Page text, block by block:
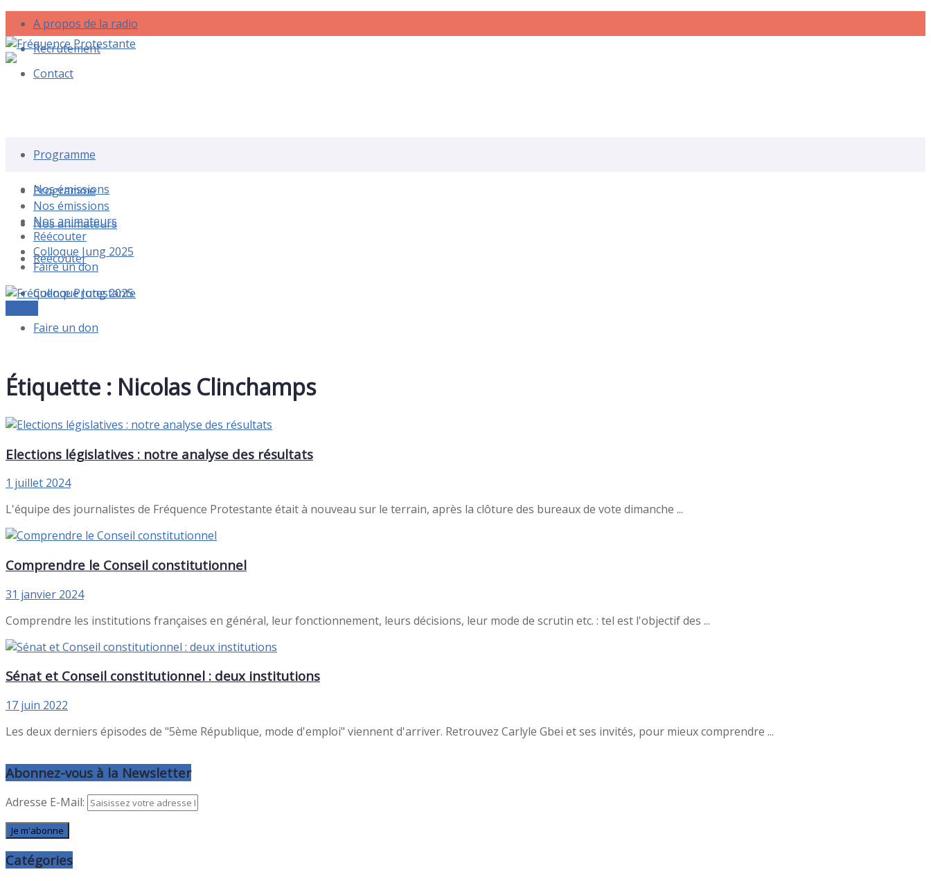
A propos de la radio
Recrutement
Contact
Programme
Nos émissions
Nos animateurs
Réécouter
Colloque Jung 2025
Faire un don
Programme
Nos émissions
Nos animateurs
Réécouter
Colloque Jung 2025
Faire un don
Étiquette : Nicolas Clinchamps
Elections législatives : notre analyse des résultats
1 juillet 2024
L'équipe des journalistes de Fréquence Protestante était à nouveau sur le terrain, après la clôture des bureaux de vote dimanche ...
Comprendre le Conseil constitutionnel
31 janvier 2024
Comprendre les institutions françaises en général, leur fonctionnement, leurs décisions, leur mode de scrutin etc. : tel est l'objectif des ...
Sénat et Conseil constitutionnel : deux institutions
17 juin 2022
Les deux derniers épisodes de "5ème République, mode d'emploi" viennent d'arriver. Retrouvez Carlyle Gbei et ses invités, pour mieux comprendre ...
Abonnez-vous à la Newsletter
Adresse E-Mail:
Catégories